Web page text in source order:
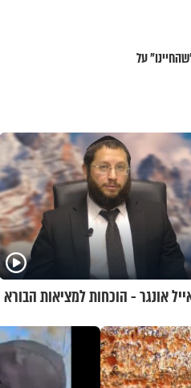
על
אונגר - הוכחות למציאות הבורא